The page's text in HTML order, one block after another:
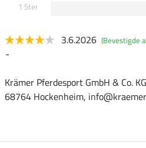
1 Ster
3.6.2026 (Bevestigde
-
Krämer Pferdesport GmbH & Co.
68764 Hockenheim,